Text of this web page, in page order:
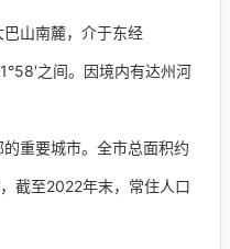
山南麓，介于东经
之间。因境内有达州河
重要城市。全市总面积约
截至2022年末，常住人口